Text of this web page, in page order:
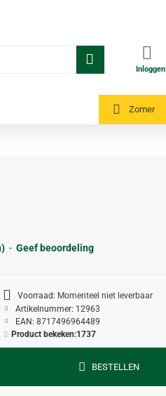
Inloggen
Zomer
- Geef beoordeling
Voorraad: Momenteel niet leverbaar
Artikelnummer: 12963
EAN: 8717496964489
Product bekeken:1737
BESTELLEN